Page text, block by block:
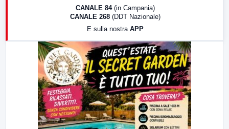
LabNews (replica)
CANALE 84 (in Campania)
CANALE 268 (DDT Nazionale)
E sulla nostra APP